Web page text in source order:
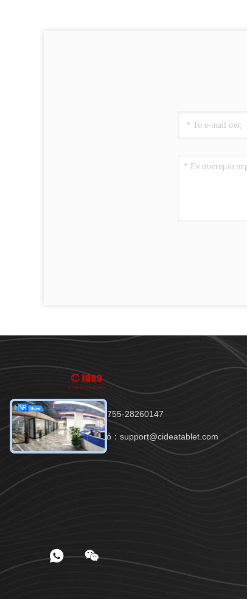
Τηλ.：86-0755-28260147
Ηλεκτρονικό：support@cideatablet.com